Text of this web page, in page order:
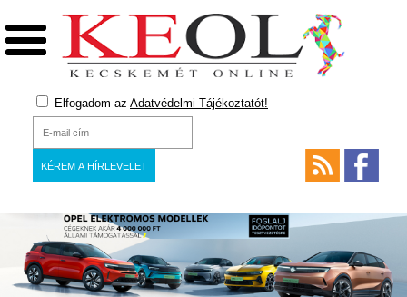
Elfogadom az Adatvédelmi Tájékoztatót!